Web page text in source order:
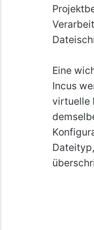
Eine
Incus
virtuelle